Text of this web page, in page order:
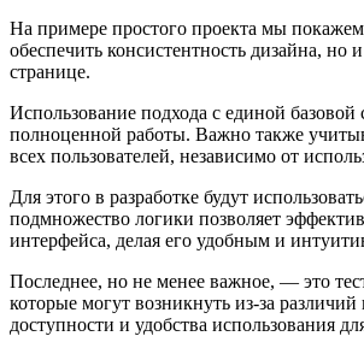
На примере простого проекта мы
обеспечить консистентность дизайна,
странице.
Использование подхода с единой
полноценной работы. Важно также
всех пользователей, независимо от
Для этого в разработке будут
подмножество логики позволяет
интерфейса, делая его удобным и
Последнее, но не менее важное, — это
которые могут возникнуть из-за
доступности и удобства использования